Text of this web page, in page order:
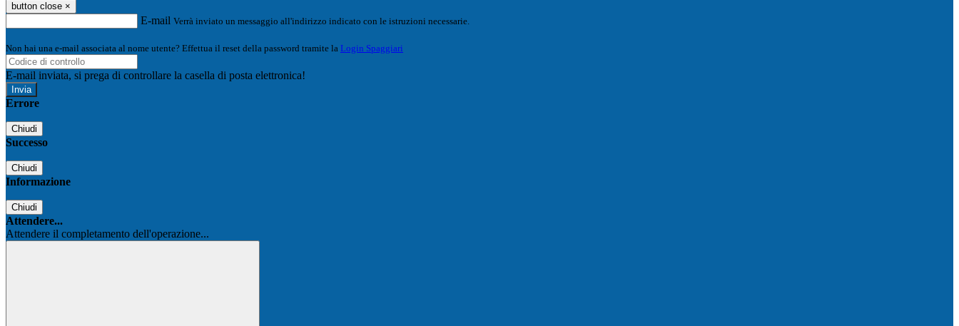
button close ×
E-mail Verrà inviato un messaggio all'indirizzo indicato con le istruzioni necessarie.
Non hai una e-mail associata al nome utente? Effettua il reset della password tramite la Login Spaggiari
E-mail inviata, si prega di controllare la casella di posta elettronica!
Errore
Chiudi
Successo
Chiudi
Informazione
Chiudi
Attendere...
Attendere il completamento dell'operazione...